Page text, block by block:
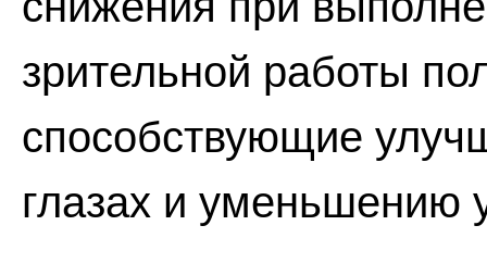
зрительной работы
способствующие
глазах и уменьшению